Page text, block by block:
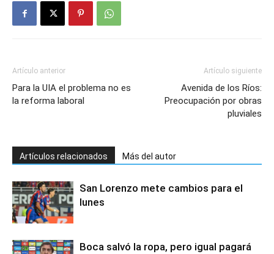
Artículo anterior
Para la UIA el problema no es
la reforma laboral
Artículo siguiente
Avenida de los Ríos:
Preocupación por obras
pluviales
Artículos relacionados Más del autor
San Lorenzo mete cambios para el
lunes
Boca salvó la ropa, pero igual pagará